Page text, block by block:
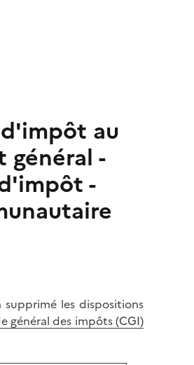
au
général -
-
supprimé les dispositions
général des impôts (CGI)